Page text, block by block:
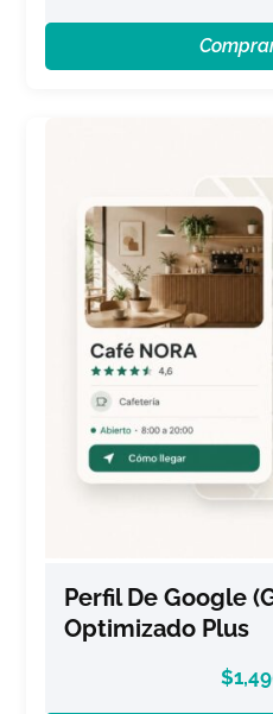
Perfil De Google
Optimizado Plus
$